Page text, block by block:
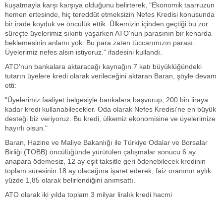
kuşatmayla karşı karşıya olduğunu belirterek, "Ekonomik taarruzun
hemen ertesinde, hiç tereddüt etmeksizin Nefes Kredisi konusunda
bir irade koyduk ve öncülük ettik. Ülkemizin içinden geçtiği bu zor
süreçte üyelerimiz sıkıntı yaşarken ATO'nun parasının bir kenarda
beklemesinin anlamı yok. Bu para zaten tüccarımızın parası.
Üyelerimiz nefes alsın istiyoruz." ifadesini kullandı.
ATO'nun bankalara aktaracağı kaynağın 7 katı büyüklüğündeki
tutarın üyelere kredi olarak verileceğini aktaran Baran, şöyle devam
etti:
"Üyelerimiz faaliyet belgesiyle bankalara başvurup, 200 bin liraya
kadar kredi kullanabilecekler. Oda olarak Nefes Kredisi'ne en büyük
desteği biz veriyoruz. Bu kredi, ülkemiz ekonomisine ve üyelerimize
hayırlı olsun."
Baran, Hazine ve Maliye Bakanlığı ile Türkiye Odalar ve Borsalar
Birliği (TOBB) öncülüğünde yürütülen çalışmalar sonucu 6 ay
anapara ödemesiz, 12 ay eşit taksitle geri ödenebilecek kredinin
toplam süresinin 18 ay olacağına işaret ederek, faiz oranının aylık
yüzde 1,85 olarak belirlendiğini anımsattı.
ATO olarak iki yılda toplam 3 milyar liralık kredi hacmi